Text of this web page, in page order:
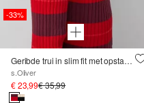
-33%
Geribde trui in slim fit met opstaande kraag
s.Oliver
€ 23,99€ 35,99